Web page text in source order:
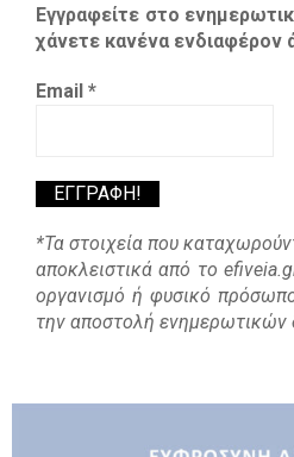
Εγγραφείτε στο
χάνετε κανένα ενδιαφέρον
Email *
*Τα στοιχεία που
αποκλειστικά από το
οργανισμό ή φυσικό
την αποστολή ενημερωτικών